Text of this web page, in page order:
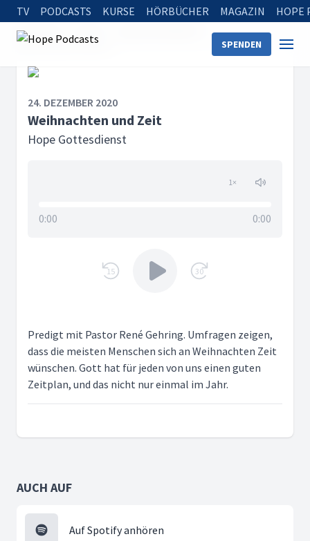
TV PODCASTS KURSE HÖRBÜCHER MAGAZIN HOPE
SPENDEN
Startseite
Weihnachten und Zeit
24. DEZEMBER 2020
Weihnachten und Zeit
Hope Gottesdienst
1×
0:00 0:00
15 30
Predigt mit Pastor René Gehring. Umfragen zeigen,
dass die meisten Menschen sich an Weihnachten Zeit
wünschen. Gott hat für jeden von uns einen guten
Zeitplan, und das nicht nur einmal im Jahr.
AUCH AUF
Auf Spotify anhören